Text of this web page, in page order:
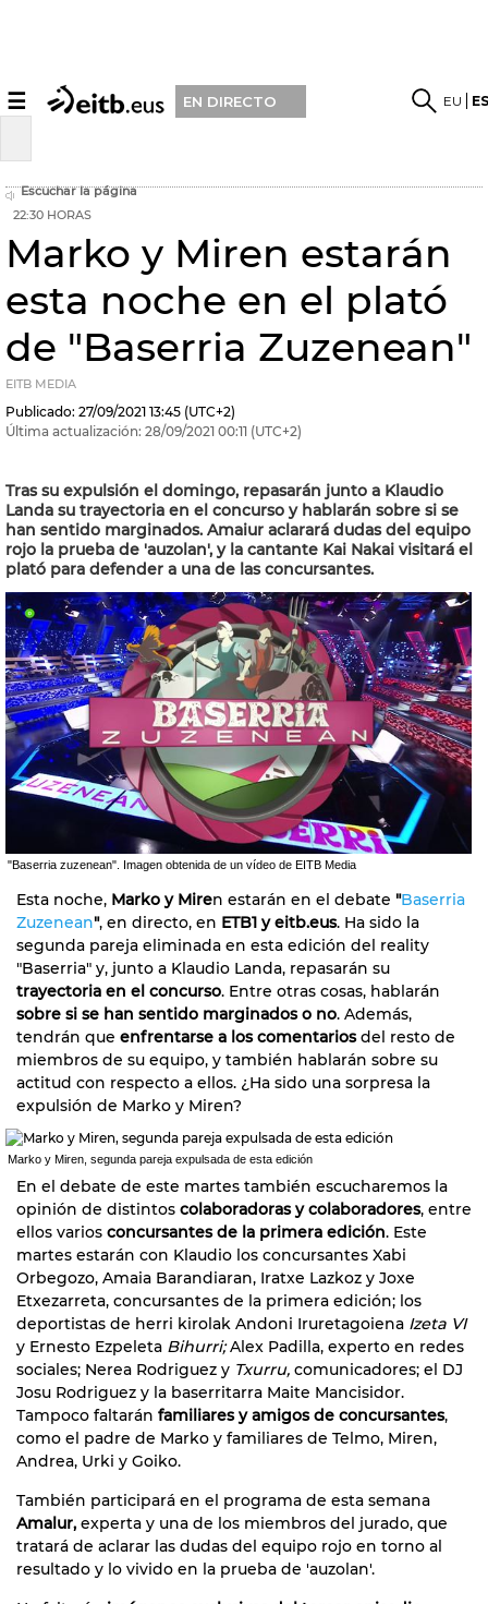
☰ EN DIRECTO EU
Escuchar la página
22:30 HORAS
Marko y Miren estarán
esta noche en el plató
de "Baserria Zuzenean"
EITB MEDIA
Publicado: 27/09/2021 13:45 (UTC+2)
Última actualización: 28/09/2021 00:11 (UTC+2)
Tras su expulsión el domingo, repasarán junto a Klaudio
Landa su trayectoria en el concurso y hablarán sobre si se
han sentido marginados. Amaiur aclarará dudas del equipo
rojo la prueba de 'auzolan', y la cantante Kai Nakai visitará el
plató para defender a una de las concursantes.
"Baserria zuzenean". Imagen obtenida de un vídeo de EITB Media
Esta noche, Marko y Miren estarán en el debate "Baserria
Zuzenean", en directo, en ETB1 y eitb.eus. Ha sido la
segunda pareja eliminada en esta edición del reality
"Baserria" y, junto a Klaudio Landa, repasarán su
trayectoria en el concurso. Entre otras cosas, hablarán
sobre si se han sentido marginados o no. Además,
tendrán que enfrentarse a los comentariosdel resto de
miembros de su equipo, y también hablarán sobre su
actitud con respecto a ellos. ¿Ha sido una sorpresa la
expulsión de Marko y Miren?
Marko y Miren, segunda pareja expulsada de esta edición
En el debate de este martes también escucharemos la
opinión de distintos colaboradoras y colaboradores, entre
ellos varios concursantes de la primera edición. Este
martes estarán con Klaudio los concursantes Xabi
Orbegozo, Amaia Barandiaran, Iratxe Lazkoz y Joxe
Etxezarreta, concursantes de la primera edición; los
deportistas de herri kirolak Andoni Iruretagoiena Izeta VI
y Ernesto Ezpeleta Bihurri;Alex Padilla, experto en redes
sociales; Nerea Rodriguez y Txurru, comunicadores; el DJ
Josu Rodriguez y la baserritarra Maite Mancisidor.
Tampoco faltarán familiares y amigos de concursantes,
como el padre de Marko y familiares de Telmo, Miren,
Andrea, Urki y Goiko.
También participará en el programa de esta semana
Amalur, experta y una de los miembros del jurado, que
tratará de aclarar las dudas del equipo rojo en torno al
resultado y lo vivido en la prueba de 'auzolan'.